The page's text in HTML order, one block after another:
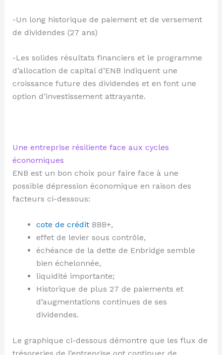
-Un long historique de paiement et de versement
de dividendes (27 ans)
-Les solides résultats financiers et le programme
d’allocation de capital d’ENB indiquent une
croissance future des dividendes et en font une
option d’investissement attrayante.
Une entreprise résiliente face aux cycles
économiques
ENB est un bon choix pour faire face à une
possible dépression économique en raison des
facteurs ci-dessous:
cote de créditBBB+,
effet de levier sous contrôle,
échéance de la dette de Enbridge semble
bien échelonnée,
liquidité importante;
Historique de plus 27 de paiements et
d’augmentations continues de ses
dividendes.
Le graphique ci-dessous démontre que les flux de
trésoreries de l’entreprise ont continuer de